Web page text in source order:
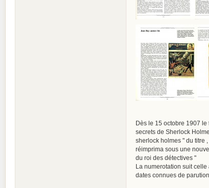
Dès le 15 octobre 1907
secrets de Sherlock
sherlock holmes " du titre
réimprima sous une
du roi des détectives "
La numerotation suit
dates connues de